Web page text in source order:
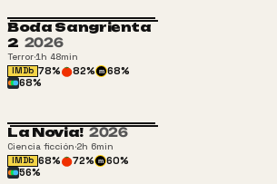
SAM 16
Boda Sangrienta
2 2026
Terror·1h 48min
IMDb 78% 82% m 68%
68%
SAM 13
La Novia! 2026
Ciencia ficción·2h 6min
IMDb 68% 72% m 60%
56%